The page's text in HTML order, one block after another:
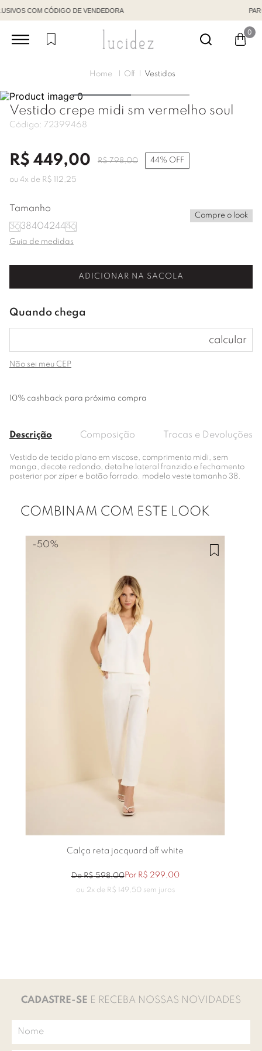
PARCELE EM ATÉ 6X S/JUROS
0
Off Vestidos
Vestido crepe midi sm vermelho soul
Código: 72399468
R$ 449,00 R$ 798,00 44% OFF
ou 4x de R$ 112 ,25
Tamanho
363840424446
Compre o look
Guia de medidas
ADICIONAR NA SACOLA
Não sei meu CEP
10% cashback para próxima compra
Descrição Composição Trocas e Devoluções
Vestido de tecido plano em viscose, comprimento midi, sem
manga, decote redondo, detalhe lateral franzido e fechamento
posterior por zíper e botão forrado. modelo veste tamanho 38.
COMBINAM COM ESTE LOOK
-50%
Calça reta jacquard off white
DeR$ 598,00Por R$ 299,00
ou 2x de R$ 149 50sem juros
CADASTRE-SE E RECEBA NOSSAS NOVIDADES